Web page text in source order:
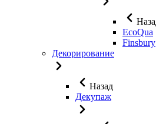
EcoQua
Finsbury
Декорирование
Назад
Декупаж